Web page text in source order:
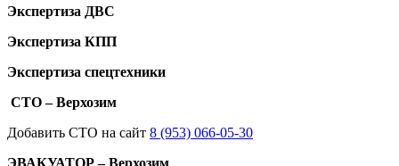
Экспертиза ДВС
Экспертиза КПП
Экспертиза спецтехники
СТО – Верхозим
Добавить СТО на сайт 8 (953) 066-05-30
ЭВАКУАТОР – Верхозим